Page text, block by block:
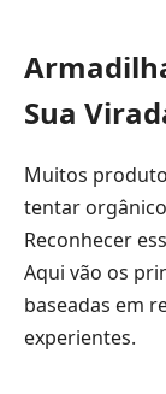
Sua
Muitos
tentar
Reconhecer
Aqui vão os
baseadas em
experientes.